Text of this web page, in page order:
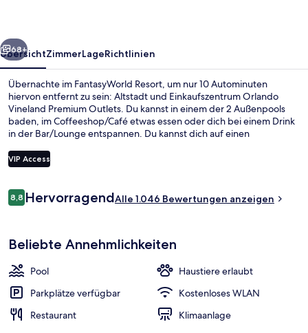
2 Außenpools, beheizter Pool,
Weiter
68+
ÜbersichtZimmerLageRichtlinien
Übernachte im FantasyWorld Resort, um nur 10 Autominuten
hiervon entfernt zu sein: Altstadt und Einkaufszentrum Orlando
Vineland Premium Outlets. Du kannst in einem der 2 Außenpools
baden, im Coffeeshop/Café etwas essen oder dich bei einem Drink
in der Bar/Lounge entspannen. Du kannst dich auf einen
Die Zimmer sind mit Waschmaschinen/Trocknern und Schlafsofas
versehen. Andere Reisende lieben den Pool und das hilfsbereite
VIP Access
Bewertungen
8,88,8 von 10.
HervorragendAlle 1.046 Bewertungen anzeigen
Beliebte Annehmlichkeiten
Pool
Haustiere erlaubt
Parkplätze verfügbar
Kostenloses WLAN
Restaurant
Klimaanlage